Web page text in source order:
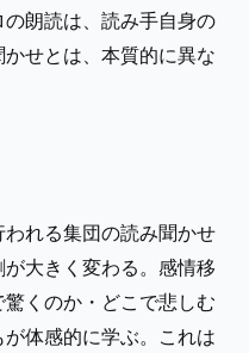
朗読は、読み手自身の
せとは、本質的に異な
れる集団の読み聞かせ
大きく変わる。感情移
くのか・どこで悲しむ
体感的に学ぶ。これは